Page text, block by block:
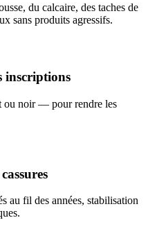
du calcaire, des taches de
sans produits agressifs.
inscriptions
ou noir — pour rendre les
au fil des années, stabilisation